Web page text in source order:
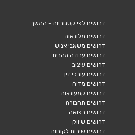
דרושים לפי קטגוריות - המשך
דרושים מלונאות
דרושים משאבי אנוש
דרושים עבודה מהבית
דרושים עיצוב
דרושים עורכי דין
דרושים מדיה
דרושים קמעונאות
דרושים תחבורה
דרושים רפואה
דרושים שיווק
דרושים שירות לקוחות